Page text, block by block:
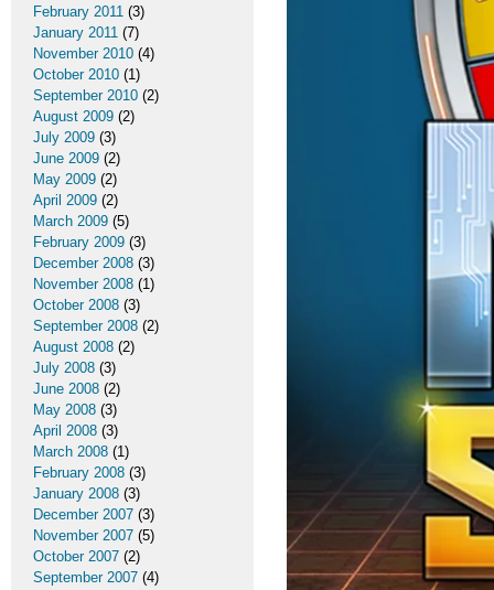
February 2011 (3)
January 2011 (7)
November 2010 (4)
October 2010 (1)
September 2010 (2)
August 2009 (2)
July 2009 (3)
June 2009 (2)
May 2009 (2)
April 2009 (2)
March 2009 (5)
February 2009 (3)
December 2008 (3)
November 2008 (1)
October 2008 (3)
September 2008 (2)
August 2008 (2)
July 2008 (3)
June 2008 (2)
May 2008 (3)
April 2008 (3)
March 2008 (1)
February 2008 (3)
January 2008 (3)
December 2007 (3)
November 2007 (5)
October 2007 (2)
September 2007 (4)